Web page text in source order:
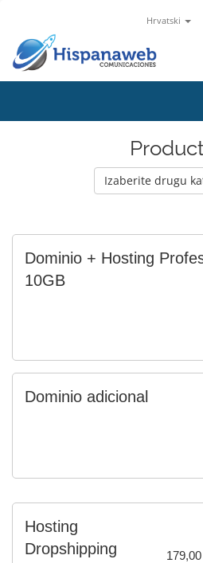
Hrvatski
Izaberite drugu
Dominio + Hosting
10GB
Dominio adicional
Hosting
Dropshipping